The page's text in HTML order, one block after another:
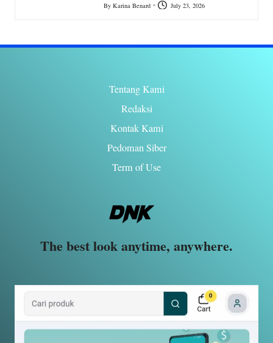
Karina Benard July 23, 2026
Tentang Kami
Redaksi
Kontak Kami
Pedoman Siber
Term of Use
The best look anytime, anywhere.